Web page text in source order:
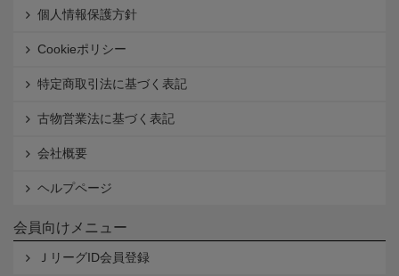
個人情報保護方針
Cookieポリシー
特定商取引法に基づく表記
古物営業法に基づく表記
会社概要
ヘルプページ
会員向けメニュー
ＪリーグID会員登録